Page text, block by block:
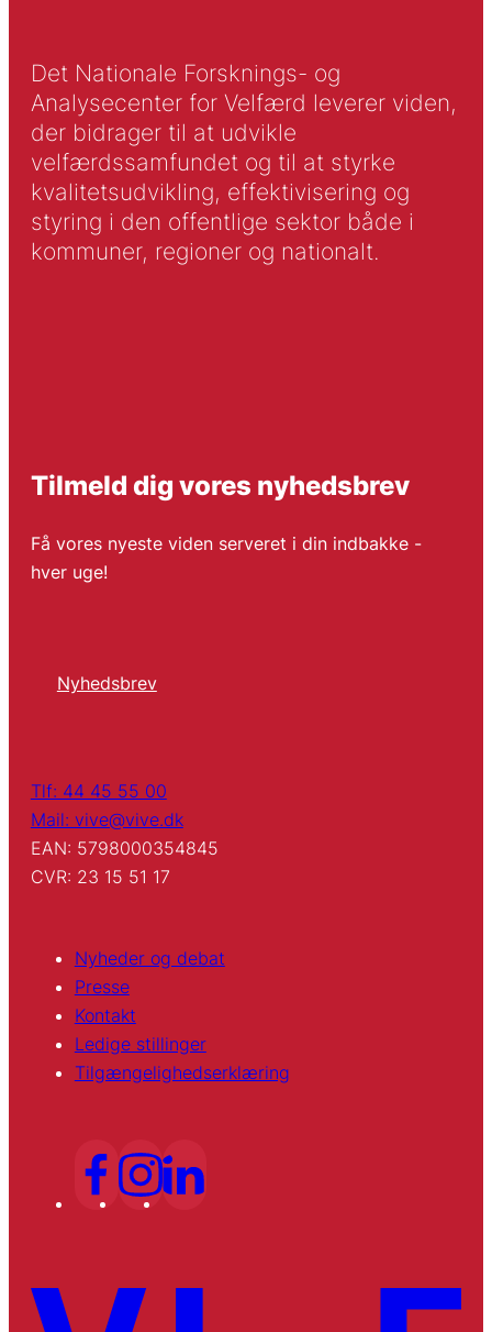
Det Nationale Forsknings- og
Analysecenter for Velfærd leverer viden,
der bidrager til at udvikle
velfærdssamfundet og til at styrke
kvalitetsudvikling, effektivisering og
styring i den offentlige sektor både i
kommuner, regioner og nationalt.
Tilmeld dig vores nyhedsbrev
Få vores nyeste viden serveret i din indbakke -
hver uge!
Nyhedsbrev
Tlf: 44 45 55 00
Mail: vive@vive.dk
EAN: 5798000354845
CVR: 23 15 51 17
Nyheder og debat
Presse
Kontakt
Ledige stillinger
Tilgængelighedserklæring